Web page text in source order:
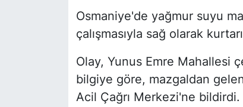
Osmaniye'de yağmur suyu
çalışmasıyla sağ olarak
Olay, Yunus Emre Mahallesi
bilgiye göre, mazgaldan
Acil Çağrı Merkezi'ne